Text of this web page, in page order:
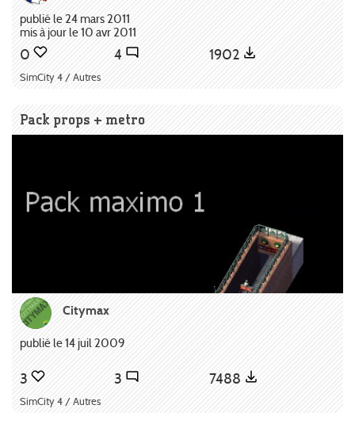
publié le 24 mars 2011
mis à jour le 10 avr 2011
0 4 1902
SimCity 4 / Autres
Pack props + metro
Citymax
publié le 14 juil 2009
3 3 7488
SimCity 4 / Autres